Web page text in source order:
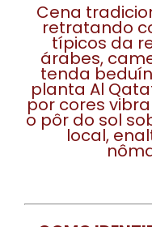
Cena
retratando
típicos da
árabes,
tenda
planta Al
por cores
o pôr do sol
local,